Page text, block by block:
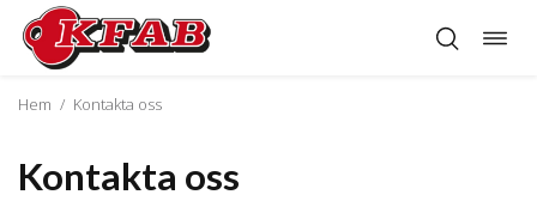
Hoppa
innehåll
Hem / Kontakta oss
Kontakta oss